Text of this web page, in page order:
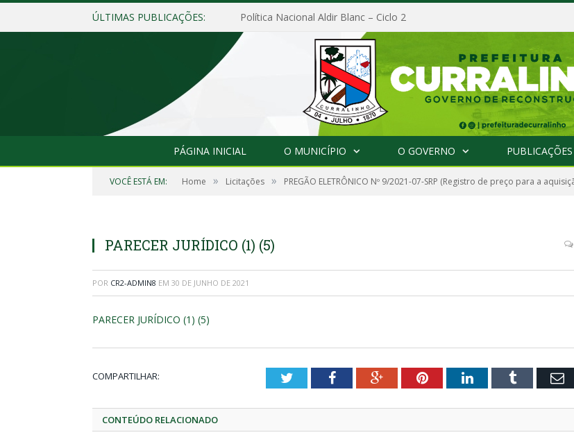
ÚLTIMAS PUBLICAÇÕES: Política Nacional Aldir Blanc – Ciclo 2
PÁGINA INICIAL O MUNICÍPIO O GOVERNO
VOCÊ ESTÁ EM: Home » Licitações » PREGÃO ELETRÔNICO Nº 9/2021-07-SRP (Registro de preço para a
PARECER JURÍDICO (1) (5)
POR CR2-ADMIN8 EM 30 DE JUNHO DE 2021
PARECER JURÍDICO (1) (5)
COMPARTILHAR: TwitterFacebookGoogle+PinterestLinkedInTumblr
CONTEÚDO RELACIONADO